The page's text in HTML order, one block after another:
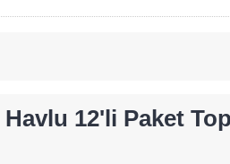
12'li Paket